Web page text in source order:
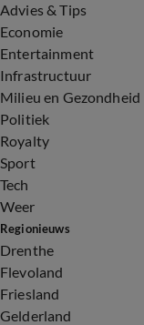
Advies & Tips
Economie
Entertainment
Infrastructuur
Milieu en Gezondheid
Politiek
Royalty
Sport
Tech
Weer
Regionieuws
Drenthe
Flevoland
Friesland
Gelderland